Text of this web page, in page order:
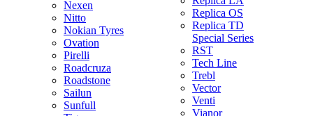
Nexen
Nitto
Nokian Tyres
Ovation
Pirelli
Roadcruza
Roadstone
Sailun
Sunfull
Replica OS
Replica TD
Special Series
RST
Tech Line
Trebl
Vector
Venti
Vianor